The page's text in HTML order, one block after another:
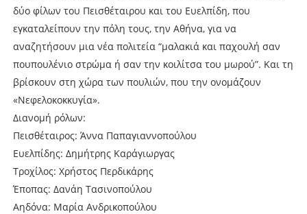
δύο φίλων του Πεισθέταιρου και του Ευελπίδη, που
εγκαταλείπουν την πόλη τους, την Αθήνα, για να
αναζητήσουν μια νέα πολιτεία “μαλακιά και παχουλή σαν
πουπουλένιο στρώμα ή σαν την κοιλίτσα του μωρού”. Και τη
βρίσκουν στη χώρα των πουλιών, που την ονομάζουν
«Νεφελοκοκκυγία».
Διανομή ρόλων:
Πεισθέταιρος: Άννα Παπαγιαννοπούλου
Ευελπίδης: Δημήτρης Καράγιωργας
Τροχίλος: Χρήστος Περδικάρης
Έποπας: Δανάη Τασινοπούλου
Αηδόνα: Μαρία Ανδρικοπούλου